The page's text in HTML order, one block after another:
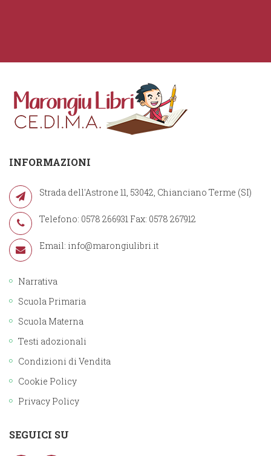
INFORMAZIONI
Strada dell'Astrone 11, 53042, Chianciano Terme (SI)
Telefono: 0578 266931 Fax: 0578 267912
Email: info@marongiulibri.it
Narrativa
Scuola Primaria
Scuola Materna
Testi adozionali
Condizioni di Vendita
Cookie Policy
Privacy Policy
SEGUICI SU